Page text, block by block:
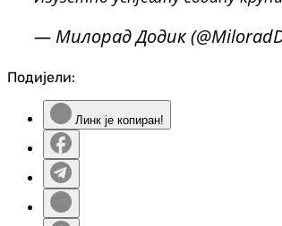
— Милорад Додик
Подијели:
Линк је копиран!